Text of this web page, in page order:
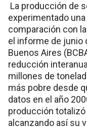
La producción de
experimentado una
comparación con
el informe de junio
Buenos Aires
reducción
millones de
más pobre desde
datos en el año
producción
alcanzando así su